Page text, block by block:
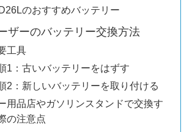
のおすすめバッテリー
ザーのバッテリー交換方法
工具
1：古いバッテリーをはずす
2：新しいバッテリーを取り付ける
用品店やガソリンスタンドで交換す
の注意点